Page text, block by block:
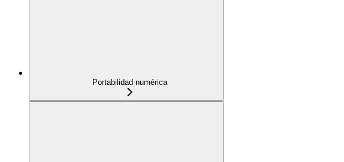
Portabilidad numérica